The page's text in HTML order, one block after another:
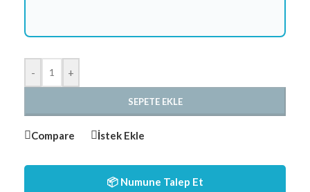
- +
SEPETE EKLE
Compare İstek Ekle
📦 Numune Talep Et